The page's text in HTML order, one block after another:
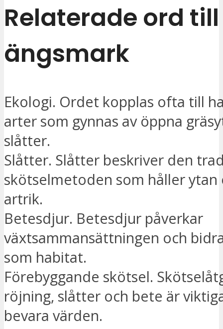
Relaterade ord till
ängsmark
Ekologi. Ordet kopplas ofta till
arter som gynnas av öppna
slåtter.
Slåtter. Slåtter beskriver den
skötselmetoden som håller ytan
artrik.
Betesdjur. Betesdjur påverkar
växtsammansättningen och
som habitat.
Förebyggande skötsel.
röjning, slåtter och bete är
bevara värden.